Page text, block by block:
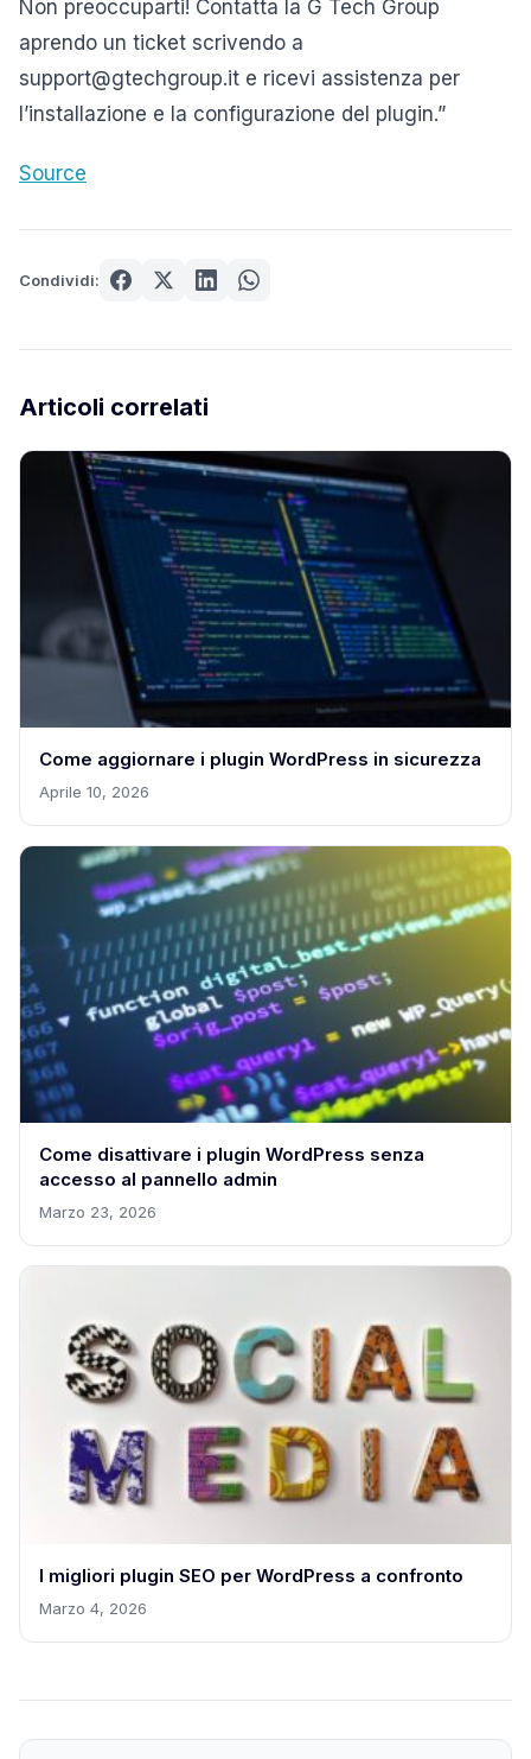
Non preoccuparti! Contatta la G Tech Group
aprendo un ticket scrivendo a
support@gtechgroup.it e ricevi assistenza per
l’installazione e la configurazione del plugin.”
Source
Condividi:
Articoli correlati
Come aggiornare i plugin WordPress in sicurezza
Aprile 10, 2026
Come disattivare i plugin WordPress senza
accesso al pannello admin
Marzo 23, 2026
I migliori plugin SEO per WordPress a confronto
Marzo 4, 2026